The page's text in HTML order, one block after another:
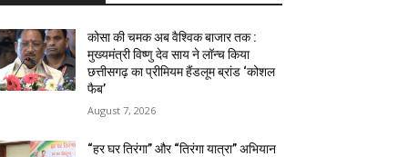
कोसा की चमक अब वैश्विक बाजार तक :
मुख्यमंत्री विष्णु देव साय ने लॉन्च किया
छत्तीसगढ़ का प्रीमियम हैंडलूम ब्रांड ‘कोशल
फैब’
August 7, 2026
“हर घर तिरंगा” और “तिरंगा यात्रा” अभियान